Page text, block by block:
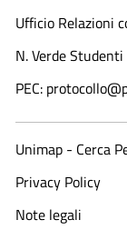
Ufficio Relazioni
N. Verde
PEC:
Unimap - Cerca
Privacy Policy
Note legali